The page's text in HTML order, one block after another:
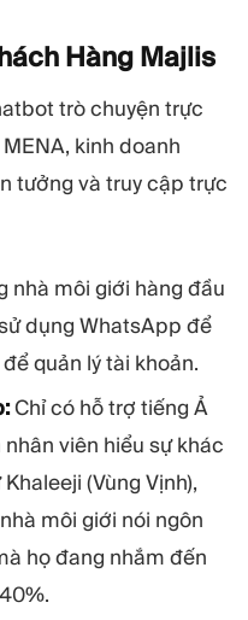
Hàng Majlis
trò chuyện trực
kinh doanh
tưởng và truy cập trực
nhà môi giới hàng đầu
dụng WhatsApp để
quản lý tài khoản.
Chỉ có hỗ trợ tiếng Ả
viên hiểu sự khác
(Vùng Vịnh),
môi giới nói ngôn
họ đang nhắm đến